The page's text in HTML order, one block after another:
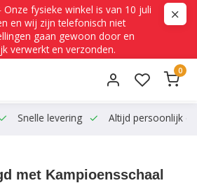
Onze fysieke winkel is van 10 juli
en wij zijn telefonisch niet
gaan gewoon door en
verwerkt en verzonden.
0
Snelle levering Altijd persoonlijk
met Kampioensschaal